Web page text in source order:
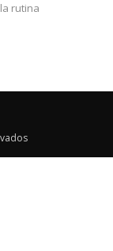
rutina